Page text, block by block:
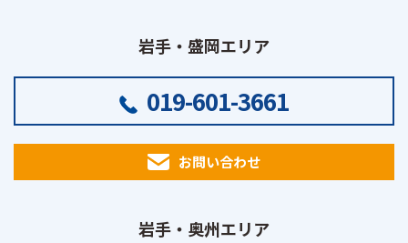
岩手・盛岡エリア
019-601-3661
お問い合わせ
岩手・奥州エリア